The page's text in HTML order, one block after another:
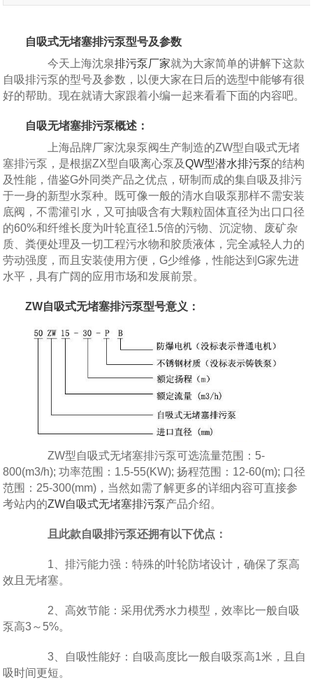
自吸式无堵塞排污泵型号及参数
今天上海沈泉排污泵厂家就为大家简单的讲解下这款
自吸排污泵的型号及参数，以便大家在日后的选型中能够有很
好的帮助。现在就请大家跟着小编一起来看看下面的内容吧。
自吸无堵塞排污泵概述：
上海品牌厂家沈泉泵阀生产制造的ZW型自吸式无堵
塞排污泵，是根据ZX型自吸离心泵及QW型潜水排污泵的结构
及性能，借鉴G外同类产品之优点，研制而成的集自吸及排污
于一身的新型水泵种。既可像一般的清水自吸泵那样不需安装
底阀，不需灌引水，又可抽吸含有大颗粒固体直径为出口口径
的60%和纤维长度为叶轮直径1.5倍的污物、沉淀物、废矿杂
质、粪便处理及一切工程污水物和胶质液体，完全减轻人力的
劳动强度，而且安装使用方便，G少维修，性能达到G家先进
水平，具有广阔的应用市场和发展前景。
ZW自吸式无堵塞排污泵型号意义：
ZW型自吸式无堵塞排污泵可选流量范围：5-
800(m3/h); 功率范围：1.5-55(KW); 扬程范围：12-60(m); 口径
范围：25-300(mm)，当然如需了解更多的详细内容可直接参
考站内的ZW自吸式无堵塞排污泵产品介绍。
且此款自吸排污泵还拥有以下优点：
1、排污能力强：特殊的叶轮防堵设计，确保了泵高
效且无堵塞。
2、高效节能：采用优秀水力模型，效率比一般自吸
泵高3～5%。
3、自吸性能好：自吸高度比一般自吸泵高1米，且自
吸时间更短。